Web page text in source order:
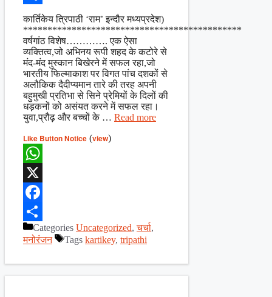
Share
कार्तिकेय त्रिपाठी ‘राम’ इन्दौर मध्यप्रदेश)
*********************************************
वर्षगांठ विशेष…………. एक ऐसा
व्यक्तित्व,जो अभिनय रूपी शहद के कटोरे से
मंद-मंद मुस्कान बिखेरने में सफल रहा,जो
भारतीय फिल्माकाश पर विगत पांच दशकों से
अलौकिक दैदीप्यमान तारे की तरह अपनी
बहुमुखी प्रतिभा से सिने प्रेमियों के दिलों की
धड़कनों को असंयत करने में सफल रहा।
युवा,प्रौढ़ और बच्चों के … Read more
Like Button Notice (view)
WhatsApp
X
Facebook
ShareCategories Uncategorized,चर्चा,
मनोरंजन
Tags kartikey, tripathi